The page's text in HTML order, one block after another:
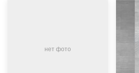
нет фото